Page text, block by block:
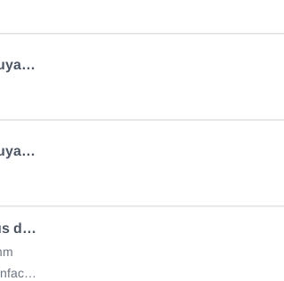
Connecteur de 3 mm pour tuyau ondulé
Connecteur de 4 mm pour tuyau ondulé
Kit de réparation pour tuyaus de lave-glace
Mit dem Reparatursatz können einfach und